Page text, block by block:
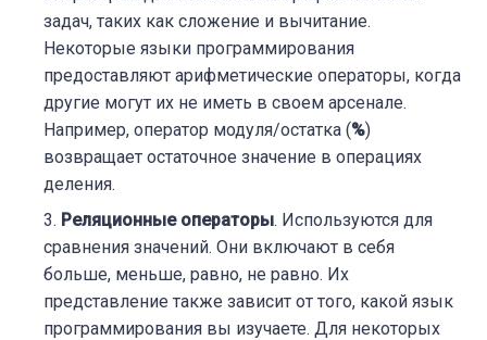
задач, таких как сложение и вычитание.
Некоторые языки программирования
предоставляют арифметические операторы, когда
другие могут их не иметь в своем арсенале.
Например, оператор модуля/остатка (%)
возвращает остаточное значение в операциях
деления.
Реляционные операторы. Используются для
сравнения значений. Они включают в себя
больше, меньше, равно, не равно. Их
представление также зависит от того, какой язык
программирования вы изучаете. Для некоторых